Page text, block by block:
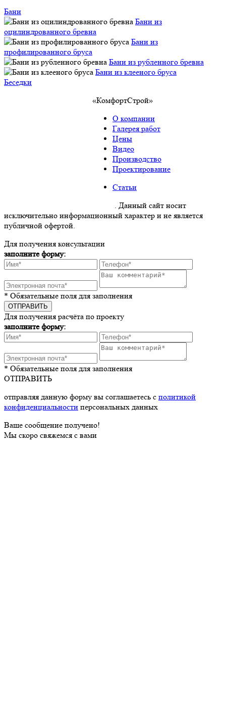
Бани
Бани из
оцилиндрованного бревна
Бани из
профилированного бруса
Бани из рубленного бревна
Бани из клееного бруса
Беседки
«КомфортСтрой»
О компании
Галерея работ
Цены
Видео
Производство
Проектирование
Статьи
. Данный сайт носит
исключительно информационный характер и не является
публичной офертой.
Для получения консультации
заполните форму:
* Обязательные поля для заполнения
Для получения расчёта по проекту
заполните форму:
* Обязательные поля для заполнения
ОТПРАВИТЬ
отправляя данную форму вы соглашаетесь с политикой
конфиденциальности персональных данных
Ваше сообщение получено!
Мы скоро свяжемся с вами